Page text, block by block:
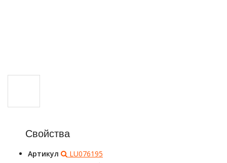
Свойства
Артикул
LU076195